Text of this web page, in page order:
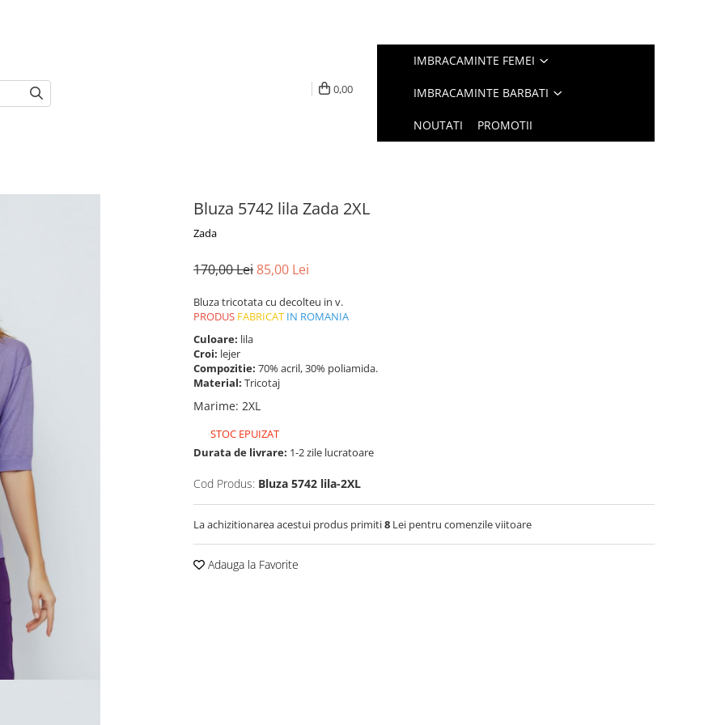
0,00
IMBRACAMINTE FEMEI
IMBRACAMINTE BARBATI
NOUTATI PROMOTII
Bluza 5742 lila Zada 2XL
Zada
170,00 Lei85,00 Lei
Bluza tricotata cu decolteu in v.
PRODUS FABRICAT IN ROMANIA
Culoare: lila
Croi: lejer
Compozitie: 70% acril, 30% poliamida.
Material: Tricotaj
Marime: 2XL
STOC EPUIZAT
Durata de livrare: 1-2 zile lucratoare
Cod Produs: Bluza 5742 lila-2XL
La achizitionarea acestui produs primiti8 Lei pentru comenzile viitoare
Adauga la Favorite